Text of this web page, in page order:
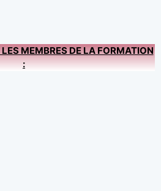
MEMBRES DE LA FORMATION
: